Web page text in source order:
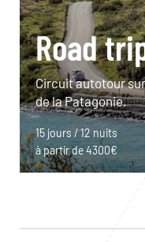
Road
Circuit autotour
de la Patagonie.
15 jours / 12 nuits
à partir de 4300€